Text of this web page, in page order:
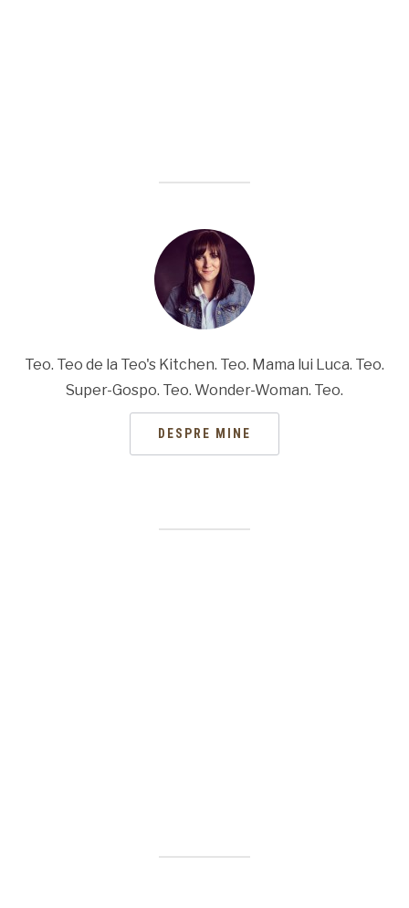
Teo. Teo de la Teo's Kitchen. Teo. Mama lui Luca. Teo.
Super-Gospo. Teo. Wonder-Woman. Teo.
DESPRE MINE